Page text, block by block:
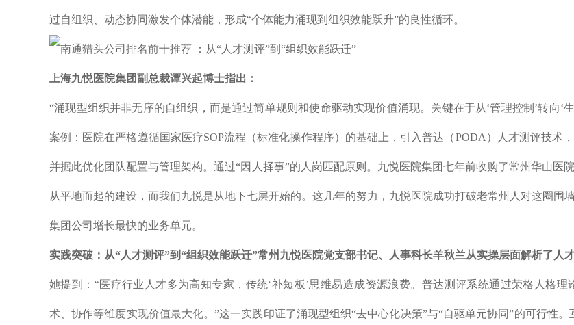
过自组织、动态协同激发个体潜能，形成“个体能力涌现到组织效能跃升”的良性循环。
上海九悦医院集团副总裁谭兴起博士指出：
“涌现型组织并非无序的自组织，而是通过简单规则和使命驱动实现价值涌现。关键在于从‘管理控制’转向‘
案例：医院在严格遵循国家医疗SOP流程（标准化操作程序）的基础上，引入普达（PODA）人才测评技术
并据此优化团队配置与管理架构。通过“因人择事”的人岗匹配原则。九悦医院集团七年前收购了常州华山医
从平地而起的建设，而我们九悦是从地下七层开始的。这几年的努力，九悦医院成功打破老常州人对这圈围
集团公司增长最快的业务单元。
实践突破：从“人才测评”到“组织效能跃迁”常州九悦医院党支部书记、人事科长羊秋兰从实操层面解析了人
她提到：“医疗行业人才多为高知专家，传统‘补短板’思维易造成资源浪费。普达测评系统通过荣格人格
术、协作等维度实现价值最大化。”这一实践印证了涌现型组织“去中心化决策”与“自驱单元协同”的可行性